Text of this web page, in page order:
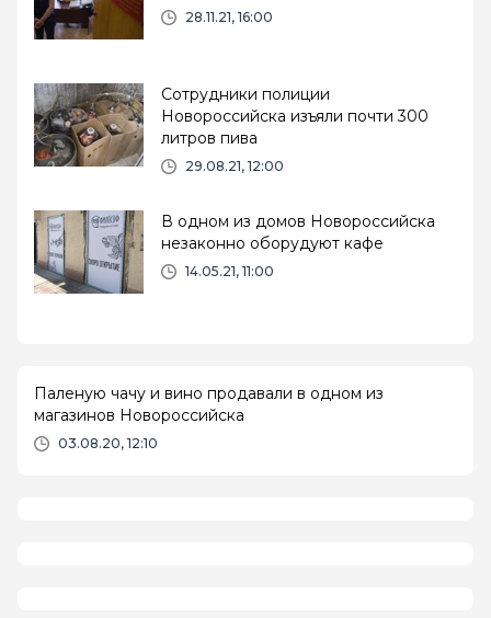
28.11.21, 16:00
Сотрудники полиции
Новороссийска изъяли почти 300
литров пива
29.08.21, 12:00
В одном из домов Новороссийска
незаконно оборудуют кафе
14.05.21, 11:00
Паленую чачу и вино продавали в одном из
магазинов Новороссийска
03.08.20, 12:10